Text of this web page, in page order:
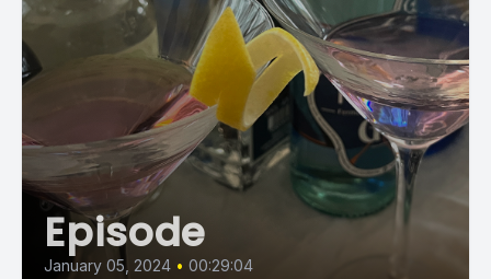
Episode
January 05, 2024 • 00:29:04